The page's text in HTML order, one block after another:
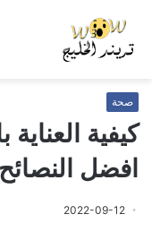
صحة
كيفية
افضل
2022-09-12